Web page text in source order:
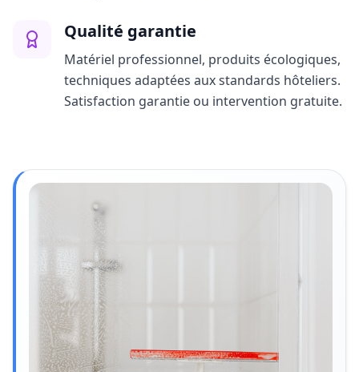
Qualité garantie
Matériel professionnel, produits écologiques,
techniques adaptées aux standards hôteliers.
Satisfaction garantie ou intervention gratuite.